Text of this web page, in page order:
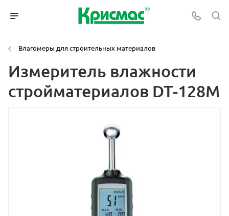
Влагомеры для строительных материалов
Измеритель влажности
стройматериалов DT-128M